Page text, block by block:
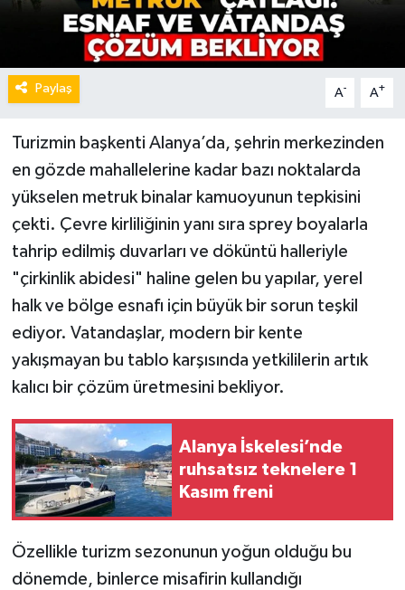
Paylaş A- A+
Turizmin başkenti Alanya’da, şehrin merkezinden
en gözde mahallelerine kadar bazı noktalarda
yükselen metruk binalar kamuoyunun tepkisini
çekti. Çevre kirliliğinin yanı sıra sprey boyalarla
tahrip edilmiş duvarları ve döküntü halleriyle
"çirkinlik abidesi" haline gelen bu yapılar, yerel
halk ve bölge esnafı için büyük bir sorun teşkil
ediyor. Vatandaşlar, modern bir kente
yakışmayan bu tablo karşısında yetkililerin artık
kalıcı bir çözüm üretmesini bekliyor.
Alanya İskelesi’nde
ruhsatsız teknelere 1
Kasım freni
Özellikle turizm sezonunun yoğun olduğu bu
dönemde, binlerce misafirin kullandığı